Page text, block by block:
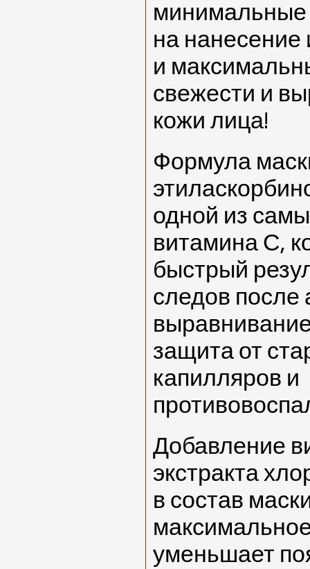
минимальные
на
и
свежести и
кожи лица!
Формула
одной из
витамина С,
быстрый
следов после
защита от
капилляров и
Добавление
экстракта
в состав
уменьшает